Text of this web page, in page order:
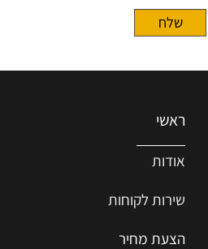
ראשי
אודות
שירות לקוחות
הצעת מחיר